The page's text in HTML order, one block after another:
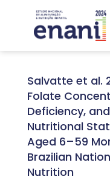
Salvatte et al.
Folate
Deficiency,
Nutritional
Aged 6–59
Brazilian
Nutrition